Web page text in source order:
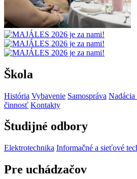
Škola
História Vybavenie Samospráva
činnosť Kontakty
Študijné odbory
Elektrotechnika Informačné a sieťové
Pre uchádzačov